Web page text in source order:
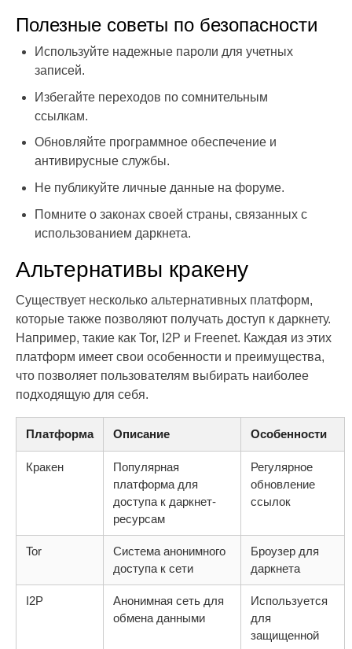
Полезные советы по безопасности
Используйте надежные пароли для учетных
записей.
Избегайте переходов по сомнительным
ссылкам.
Обновляйте программное обеспечение и
антивирусные службы.
Не публикуйте личные данные на форуме.
Помните о законах своей страны, связанных с
использованием даркнета.
Альтернативы кракену
Существует несколько альтернативных платформ,
которые также позволяют получать доступ к даркнету.
Например, такие как Tor, I2P и Freenet. Каждая из этих
платформ имеет свои особенности и преимущества,
что позволяет пользователям выбирать наиболее
подходящую для себя.
Платформа Описание Особенности
Кракен
Популярная
платформа для
доступа к даркнет-
ресурсам
Регулярное
обновление
ссылок
Tor
Система анонимного
доступа к сети
Броузер для
даркнета
I2P
Анонимная сеть для
обмена данными
Используется
для
защищенной